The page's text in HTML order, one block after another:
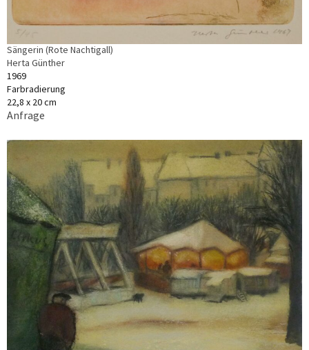
Sängerin (Rote Nachtigall)
Herta Günther
1969
Farbradierung
22,8 x 20 cm
Anfrage